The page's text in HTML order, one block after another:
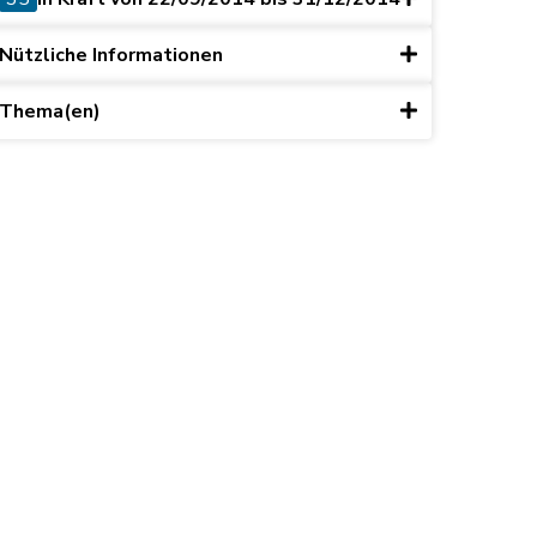
Nützliche Informationen
Thema(en)